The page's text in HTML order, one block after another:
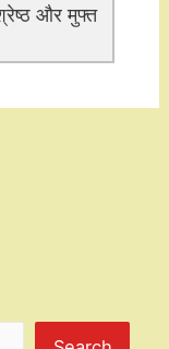
और मुफ्त